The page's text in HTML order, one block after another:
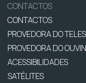
CONTACTOS
CONTACTOS
PROVEDORA DO
PROVEDORA DO
ACESSIBILIDADES
SATÉLITES